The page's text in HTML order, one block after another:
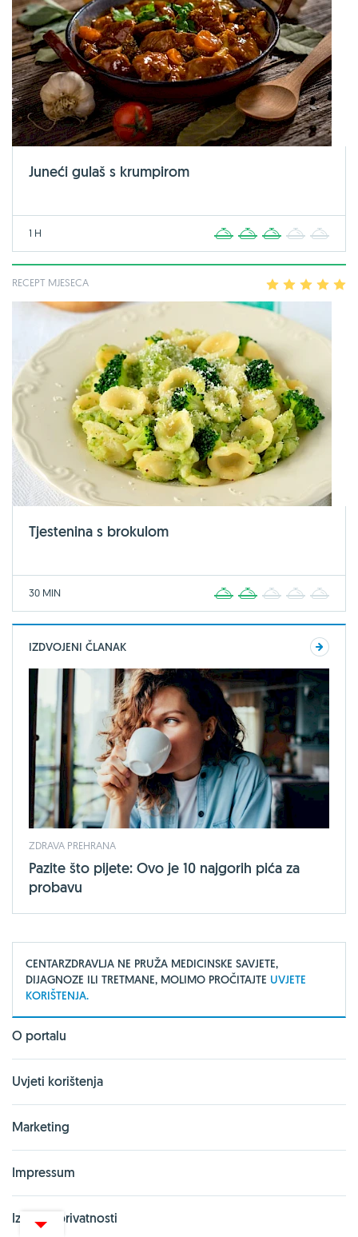
Juneći gulaš s krumpirom
1 H 2 3 4
RECEPT MJESECA 2 3 4
Tjestenina s brokulom
30 MIN 2 3 4
IZDVOJENI ČLANAK
ZDRAVA PREHRANA
Pazite što pijete: Ovo je 10 najgorih pića za
probavu
CENTARZDRAVLJA NE PRUŽA MEDICINSKE SAVJETE,
DIJAGNOZE ILI TRETMANE, MOLIMO PROČITAJTE UVJETE
KORIŠTENJA.
O portalu
Uvjeti korištenja
Marketing
Impressum
Izjava o privatnosti